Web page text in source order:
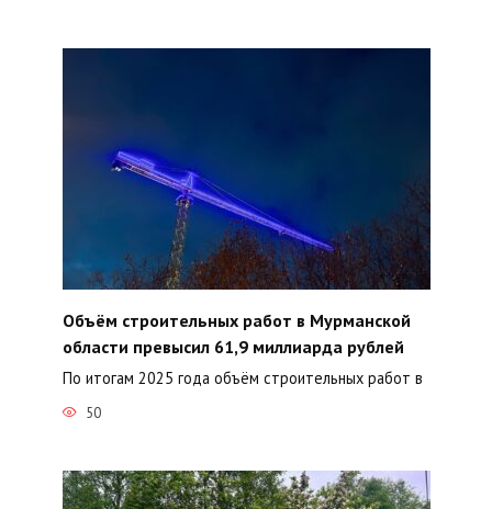
Объём строительных работ в Мурманской
области превысил 61,9 миллиарда рублей
По итогам 2025 года объём строительных работ в
50